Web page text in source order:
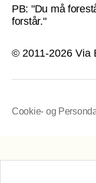
PB: "Du må
forstår."
© 2011-2026 Via
Cookie- og